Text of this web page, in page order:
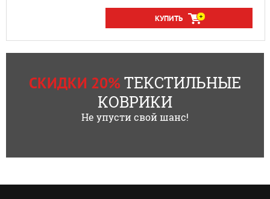
КУПИТЬ
СКИДКИ 20%ТЕКСТИЛЬНЫЕ
КОВРИКИ
Не упусти свой шанс!